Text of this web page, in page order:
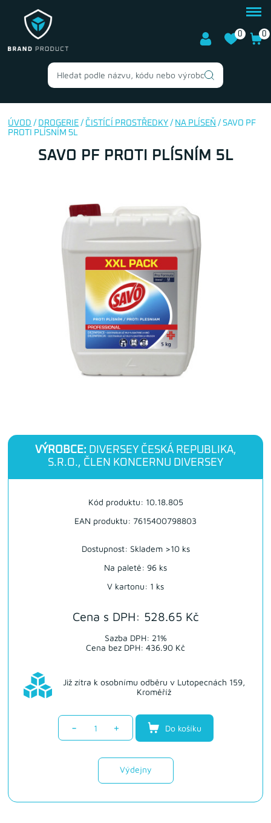
0 0
ÚVOD / DROGERIE / ČISTÍCÍ PROSTŘEDKY / NA PLÍSEŇ / SAVO PF
PROTI PLÍSNÍM 5L
SAVO PF PROTI PLÍSNÍM 5L
VÝROBCE: DIVERSEY ČESKÁ REPUBLIKA,
S.R.O., ČLEN KONCERNU DIVERSEY
Cena s DPH: 528.65 Kč
Sazba DPH: 21%
Cena bez DPH: 436.90 Kč
Kód produktu: 10.18.805
EAN produktu: 7615400798803
Již zítra k osobnímu odběru v Lutopecnách 159,
Kroměříž
Dostupnost: Skladem >10 ks
Na paletě: 96 ks
V kartonu: 1 ks
- + Do košíku
Výdejny